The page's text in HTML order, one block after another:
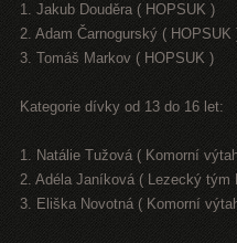
1. Jakub Douděra ( HOPSUK )
2. Adam Čarnogurský ( HOPSUK
3. Tomáš Markov ( HOPSUK )
Kategorie dívky od 13 do 16 let:
1. Natálie Tužová ( Komorní
2. Adéla Janíková ( Lezecký tým
3. Eliška Novotná ( Komorní